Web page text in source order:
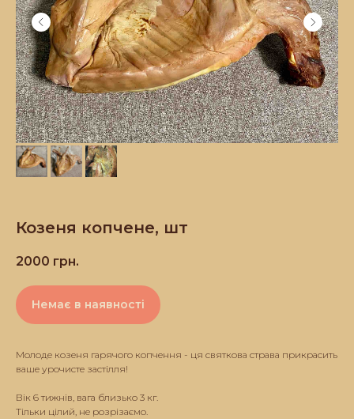
Козеня копчене, шт
2000 грн.
Немає в наявності
Молоде козеня гарячого копчення - ця святкова страва прикрасить
ваше урочисте застілля!
Вік 6 тижнів, вага близько 3 кг.
Тільки цілий, не розрізаємо.